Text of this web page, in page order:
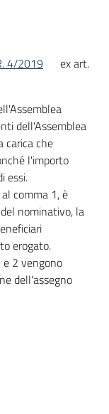
4/2019
ex art.
dell'Assemblea
carica che
l'importo
essi.
comma 1, è
nominativo, la
erogato.
e 2 vengono
dell'assegno